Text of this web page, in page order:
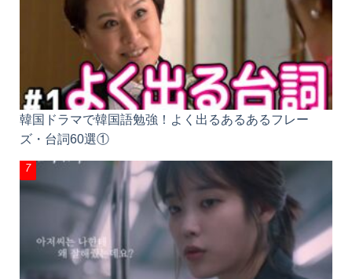
韓国ドラマで韓国語勉強！よく出るあるあるフレー
ズ・台詞60選①